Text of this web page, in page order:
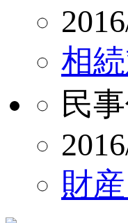
相
民
財